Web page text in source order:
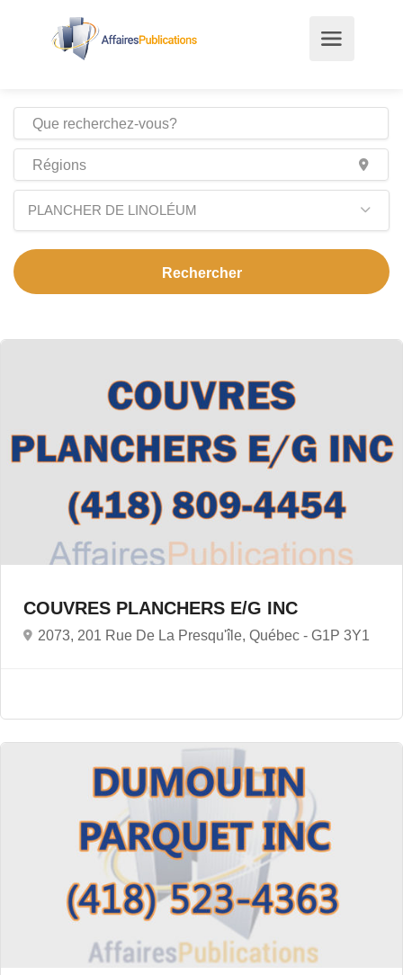
PLANCHER DE LINOLÉUM
COUVRES PLANCHERS E/G INC
2073, 201 Rue De La Presqu'île, Québec - G1P 3Y1